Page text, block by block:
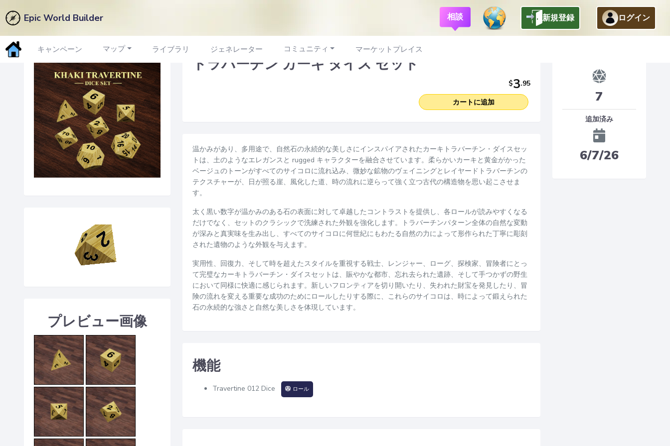
Epic World Builder 相談 新規登録 ログイン
キャンペーン マップ ライブラリ ジェネレーター コミュニティ マーケットプレイス
プレビュー画像
トラバーチン カーキ ダイス セット
$3.95
カートに追加
温かみがあり、多用途で、自然石の永続的な美しさにインスパイアされたカーキトラバーチン・ダイスセッ
トは、土のようなエレガンスと rugged キャラクターを融合させています。柔らかいカーキと黄金がかった
ベージュのトーンがすべてのサイコロに流れ込み、微妙な鉱物のヴェイニングとレイヤードトラバーチンの
テクスチャーが、日が照る崖、風化した道、時の流れに逆らって強く立つ古代の構造物を思い起こさせま
す。
太く黒い数字が温かみのある石の表面に対して卓越したコントラストを提供し、各ロールが読みやすくなる
だけでなく、セットのクラシックで洗練された外観を強化します。トラバーチンパターン全体の自然な変動
が深みと真実味を生み出し、すべてのサイコロに何世紀にもわたる自然の力によって形作られた丁寧に彫刻
された遺物のような外観を与えます。
実用性、回復力、そして時を超えたスタイルを重視する戦士、レンジャー、ローグ、探検家、冒険者にとっ
て完璧なカーキトラバーチン・ダイスセットは、賑やかな都市、忘れ去られた遺跡、そして手つかずの野生
において同様に快適に感じられます。新しいフロンティアを切り開いたり、失われた財宝を発見したり、冒
険の流れを変える重要な成功のためにロールしたりする際に、これらのサイコロは、時によって鍛えられた
石の永続的な強さと自然な美しさを体現しています。
機能
Travertine 012 Dice ロール
7
追加済み
6/7/26